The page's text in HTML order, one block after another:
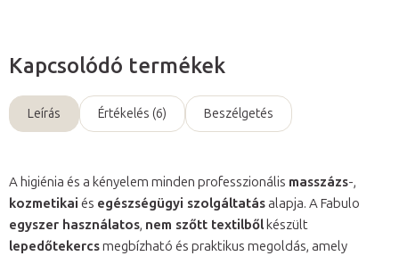
Kapcsolódó termékek
Leírás Értékelés (6) Beszélgetés
A higiénia és a kényelem minden professzionális masszázs-,
kozmetikai és egészségügyi szolgáltatásalapja. A Fabulo
egyszer használatos, nem szőtt textilből készült
lepedőtekercsmegbízható és praktikus megoldás, amely